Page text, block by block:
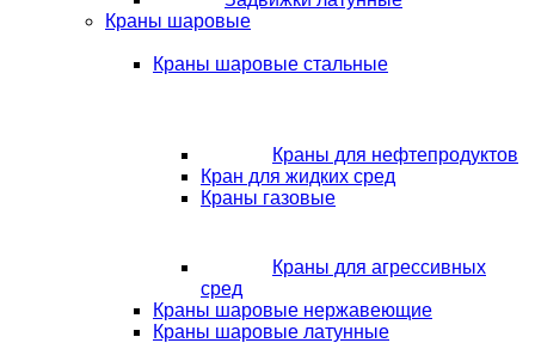
Краны шаровые
Краны шаровые стальные
Краны для нефтепродуктов
Кран для жидких сред
Краны газовые
Краны для агрессивных
сред
Краны шаровые нержавеющие
Краны шаровые латунные